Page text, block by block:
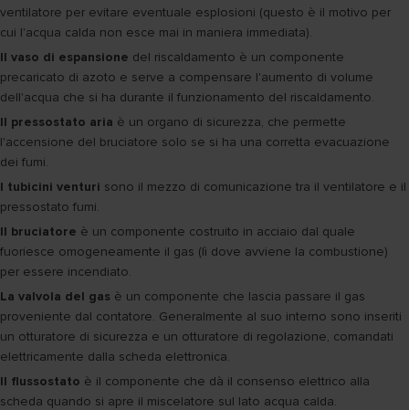
ventilatore per evitare eventuale esplosioni (questo è il motivo per
cui l'acqua calda non esce mai in maniera immediata).
ll vaso di espansione del riscaldamento è un componente
precaricato di azoto e serve a compensare l'aumento di volume
dell'acqua che si ha durante il funzionamento del riscaldamento.
Il pressostato aria è un organo di sicurezza, che permette
l'accensione del bruciatore solo se si ha una corretta evacuazione
dei fumi.
I tubicini venturi sono il mezzo di comunicazione tra il ventilatore e il
pressostato fumi.
Il bruciatore è un componente costruito in acciaio dal quale
fuoriesce omogeneamente il gas (lì dove avviene la combustione)
per essere incendiato.
La valvola del gas è un componente che lascia passare il gas
proveniente dal contatore. Generalmente al suo interno sono inseriti
un otturatore di sicurezza e un otturatore di regolazione, comandati
elettricamente dalla scheda elettronica.
Il flussostato è il componente che dà il consenso elettrico alla
scheda quando si apre il miscelatore sul lato acqua calda.